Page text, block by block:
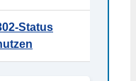
Status